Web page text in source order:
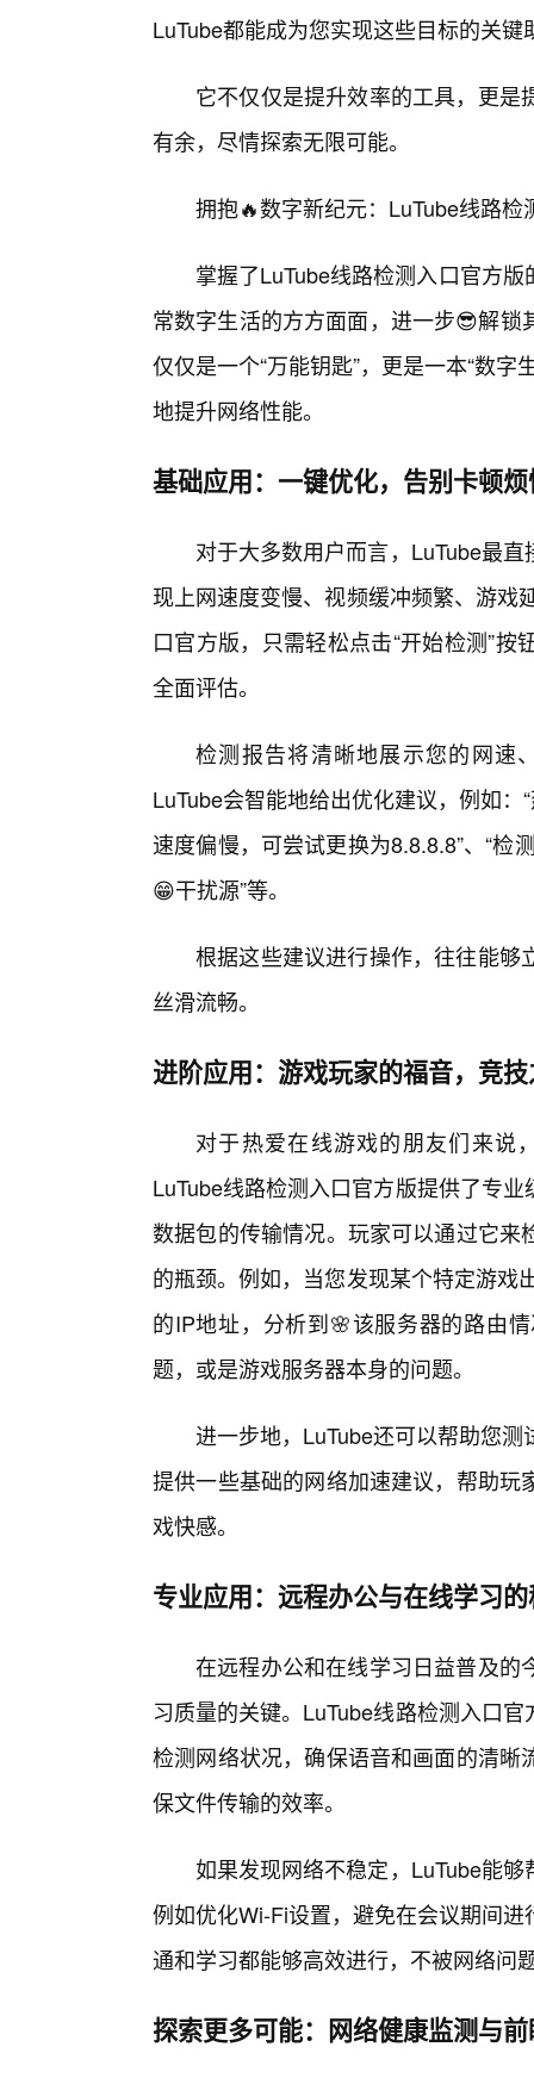
LuTube都能成为您实现这些目标的关键
它不仅仅是提升效率的工具，更
有余，尽情探索无限可能。
拥抱🔥数字新纪元：LuTube线路
掌握了LuTube线路检测入口官方
常数字生活的方方面面，进一步😎解
仅仅是一个“万能钥匙”，更是一本“数
地提升网络性能。
基础应用：一键优化，告别卡顿
对于大多数用户而言，LuTube最
现上网速度变慢、视频缓冲频繁、游戏
口官方版，只需轻松点击“开始检测”
全面评估。
检测报告将清晰地展示您的网速
LuTube会智能地给出优化建议，例如：
速度偏慢，可尝试更换为8.8.8.8”、“
😁干扰源”等。
根据这些建议进行操作，往往能够
丝滑流畅。
进阶应用：游戏玩家的福音，竞
对于热爱在线游戏的朋友们来说
LuTube线路检测入口官方版提供了专
数据包的传输情况。玩家可以通过它
的瓶颈。例如，当您发现某个特定游戏
的IP地址，分析到🌸该服务器的路由
题，或是游戏服务器本身的问题。
进一步地，LuTube还可以帮助您
提供一些基础的网络加速建议，帮助
戏快感。
专业应用：远程办公与在线学习
在远程办公和在线学习日益普及的
习质量的关键。LuTube线路检测入口
检测网络状况，确保语音和画面的清
保文件传输的效率。
如果发现网络不稳定，LuTube能
例如优化Wi-Fi设置，避免在会议期间
通和学习都能够高效进行，不被网络问
探索更多可能：网络健康监测与